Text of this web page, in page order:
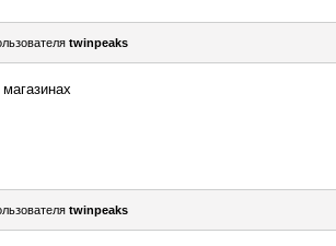
twinpeaks
twinpeaks